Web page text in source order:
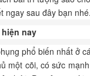
ngay sau đây bạn nhé.
nay
phổ biến nhất ở
một cõi, có sức